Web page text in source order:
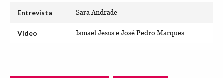
Entrevista Sara Andrade
Vídeo Ismael Jesus e José Pedro Marques